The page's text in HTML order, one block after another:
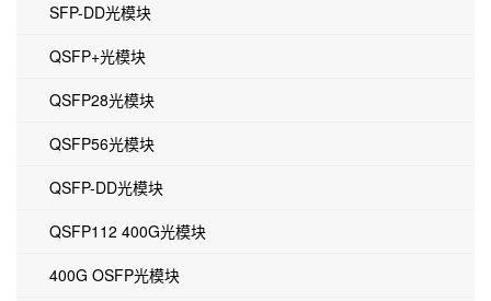
SFP-DD光模块
QSFP+光模块
QSFP28光模块
QSFP56光模块
QSFP-DD光模块
QSFP112 400G光模块
400G OSFP光模块